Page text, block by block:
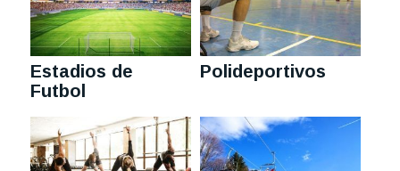
Estadios de
Futbol
Polideportivos